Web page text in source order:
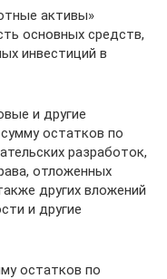
активы»
основных средств,
инвестиций в
и другие
остатков по
разработок,
отложенных
других вложений
и другие
остатков по